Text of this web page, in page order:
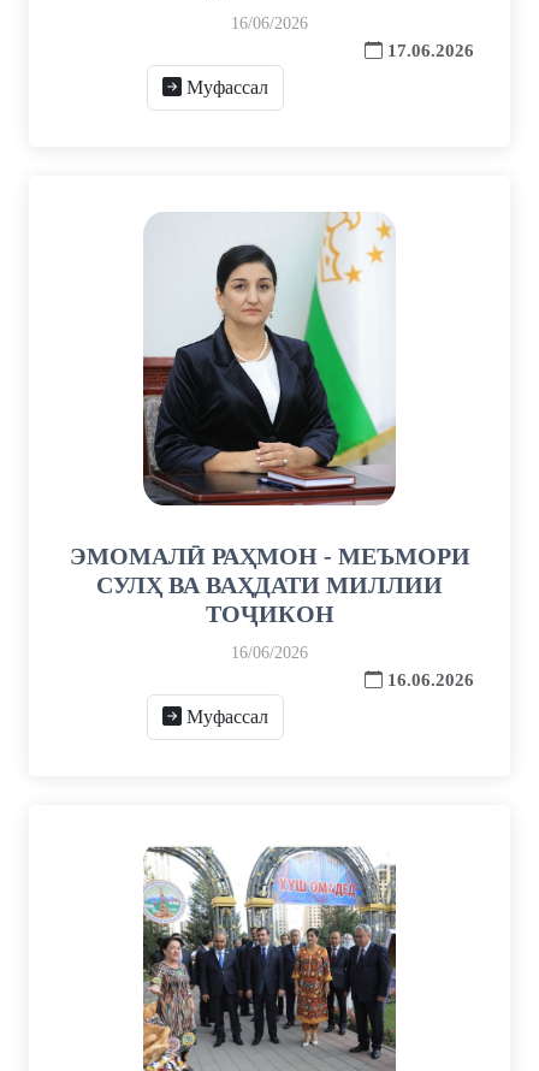
16/06/2026
17.06.2026
Муфассал
ЭМОМАЛӢ РАҲМОН - МЕЪМОРИ
СУЛҲ ВА ВАҲДАТИ МИЛЛИИ
ТОҶИКОН
16/06/2026
16.06.2026
Муфассал